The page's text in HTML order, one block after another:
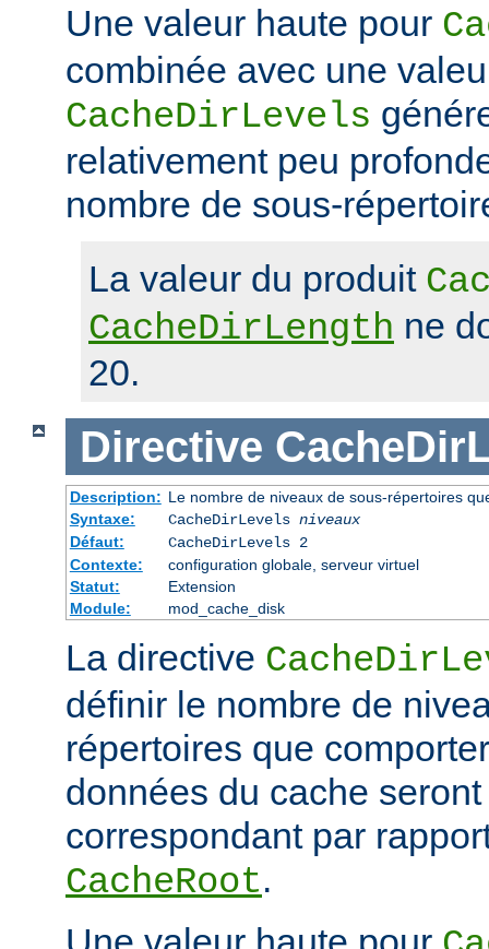
Une valeur haute pour
combinée avec une
CacheDirLevels
relativement peu
nombre de sous-
La valeur du produit
CacheDirLength ne
20.
Directive
Description: Le nombre de niveaux de sous-répertoires
Syntaxe:
CacheDirLevels niveaux
Défaut:
CacheDirLevels 2
Contexte:
configuration globale, serveur virtuel
Statut:
Extension
Module:
mod_cache_disk
La directive
définir le nombre de
répertoires que
données du cache
correspondant par
CacheRoot.